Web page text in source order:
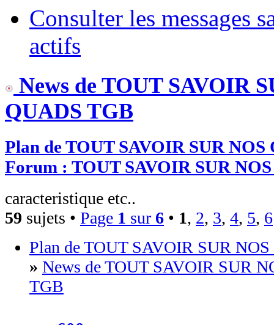
Consulter les messages
actifs
News de TOUT SAVOIR
QUADS TGB
Plan de TOUT SAVOIR SUR NOS
Forum : TOUT SAVOIR SUR
caracteristique etc..
59 sujets • Page 1 sur 6 • 1, 2, 3, 4, 5, 6
Plan de TOUT SAVOIR SUR
» News de TOUT SAVOIR SUR
TGB